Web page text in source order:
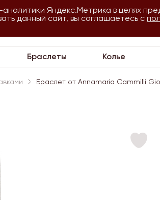
О
Для
Браслеты Колье
Браслет от Annamaria Cammilli
Яндекс.Метрика в целях
данный сайт, вы соглашаетесь с